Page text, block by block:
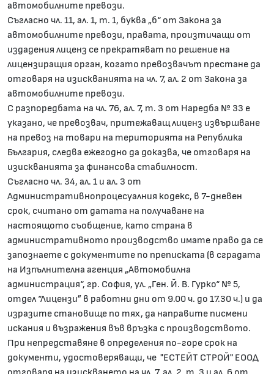
автомобилните превози.
Съгласно чл. 11, ал. 1, т. 1, буква „б“ от Закона за
автомобилните превози, правата, произтичащи от
издадения лиценз се прекратяват по решение на
лицензиращия орган, когато превозвачът престане да
отговаря на изискванията на чл. 7, ал. 2 от Закона за
автомобилните превози.
С разпоредбата на чл. 76, ал. 7, т. 3 от Наредба № 33 е
указано, че превозвач, притежаващ лиценз извършване
на превоз на товари на територията на Република
България, следва ежегодно да доказва, че отговаря на
изискванията за финансова стабилност.
Съгласно чл. 34, ал. 1 и ал. 3 от
Административнопроцесуалния кодекс, в 7-дневен
срок, считано от датата на получаване на
настоящото съобщение, като страна в
административното производство имате право да се
запознаете с документите по преписката (в сградата
на Изпълнителна агенция „Автомобилна
администрация“, гр. София, ул. „Ген. Й. В. Гурко“ № 5,
отдел “Лицензи” в работни дни от 9.00 ч. до 17.30 ч.) и да
изразите становище по тях, да направите писмени
искания и възражения във връзка с производството.
При непредставяне в определения по-горе срок на
документи, удостоверяващи, че "ЕСТЕЙТ СТРОЙ" ЕООД